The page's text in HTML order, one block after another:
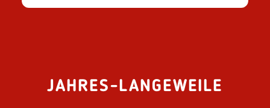
JAHRES-LANGEWEILE